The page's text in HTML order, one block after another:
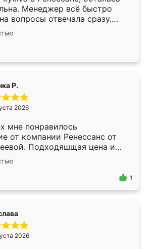
Менеджер всё быстро
вопросы отвечала сразу.
в субботу, подошёл к
ответственностью. Собрали
работали аккуратно, даже
Р.
2026
мне понравилось
от компании Ренессанс от
Подходяшщая цена и
изготовления. Приехавший
Владислав
моему эскизу самый
1
2026